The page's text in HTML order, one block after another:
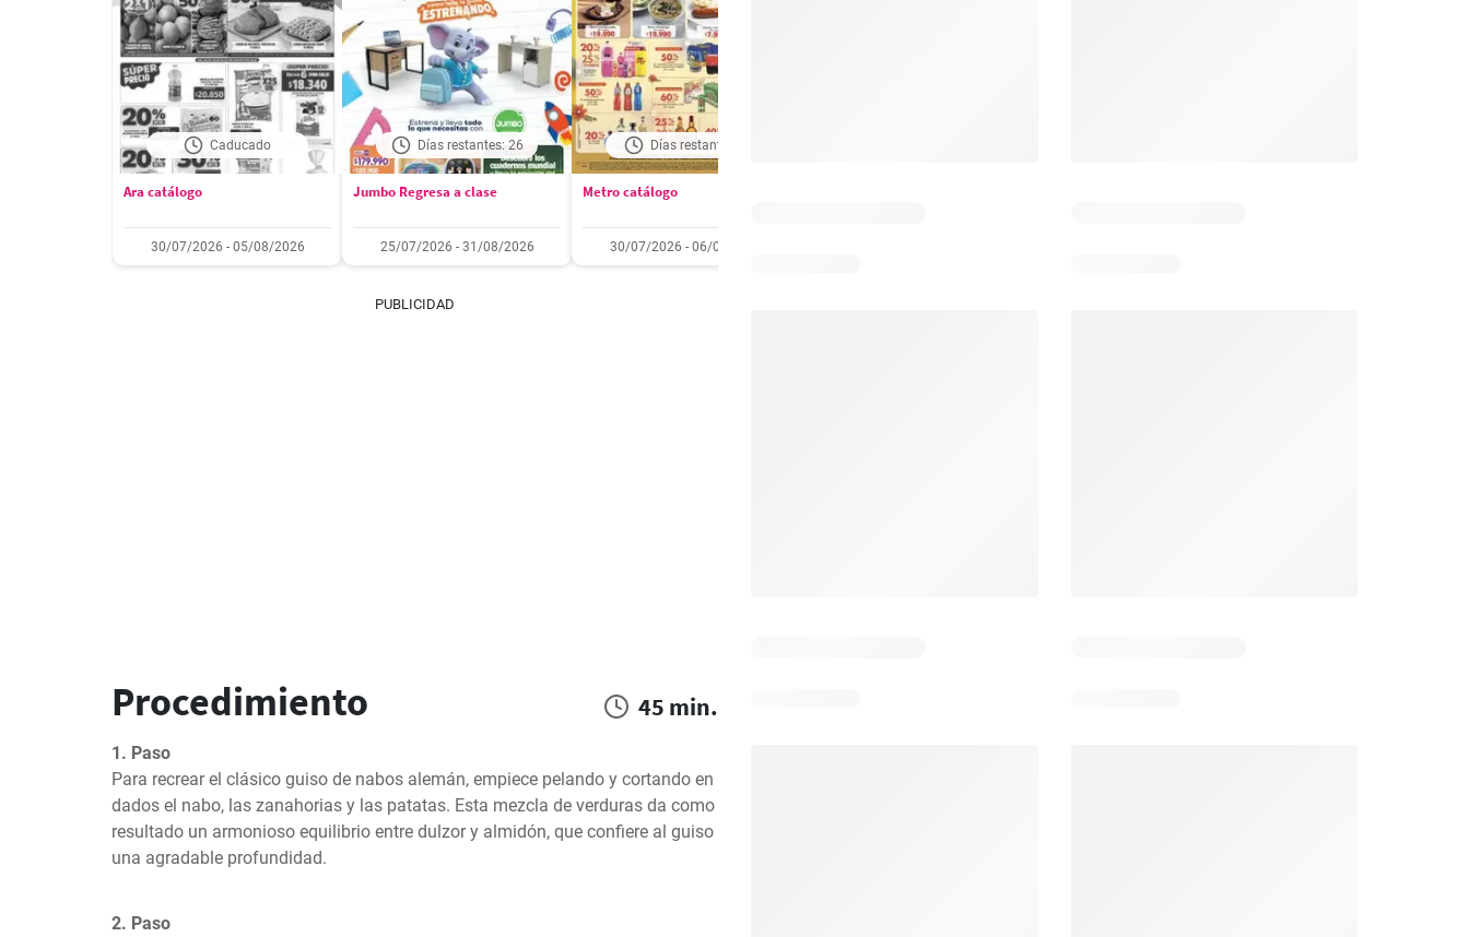
Caducado
Ara catálogo
30/07/2026 - 05/08/2026
Días restantes: 26
Jumbo Regresa a clase
25/07/2026 - 31/08/2026
Días restantes: 1
Metro catálogo
30/07/2026 - 06/08/2026
PUBLICIDAD
Procedimiento 45 min.
1. Paso
Para recrear el clásico guiso de nabos alemán, empiece pelando y cortando en
dados el nabo, las zanahorias y las patatas. Esta mezcla de verduras da como
resultado un armonioso equilibrio entre dulzor y almidón, que confiere al guiso
una agradable profundidad.
2. Paso